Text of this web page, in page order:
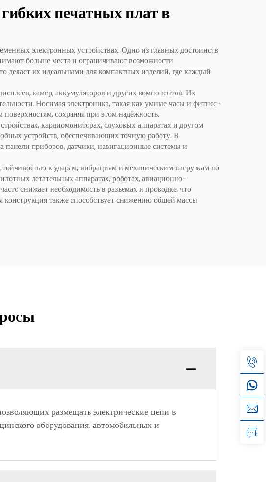
стабильная работа для
и школьных автобусов,
напоминание о
пристёгивании ремня
безопасности
печатных плат в
электронных устройствах. Одно из главных достоинств
больше места и ограничивают возможности
делает их идеальными для компактных изделий, где каждый
камер, аккумуляторов и других компонентов. Их
Носимая электроника, такая как умные часы и фитнес-
сохраняя при этом надёжность.
кардиомониторах, слуховых аппаратах и другом
устройств, обеспечивающих точную работу. В
приборов, датчики, навигационные системы и
к ударам, вибрациям и механическим нагрузкам по
летательных аппаратах, роботах, авиационно-
снижает необходимость в разъёмах и проводке, что
также способствует снижению общей массы
размещать электрические цепи в
оборудования, автомобильных и